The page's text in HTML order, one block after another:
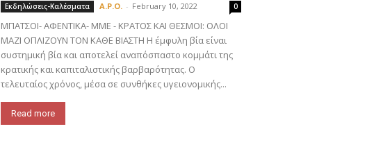
Εκδηλώσεις-Καλέσματα A.P.O. - February 10, 2022 0
ΜΠΑΤΣΟΙ- ΑΦΕΝΤΙΚΑ- ΜΜΕ - ΚΡΑΤΟΣ ΚΑΙ ΘΕΣΜΟΙ: ΟΛΟΙ
ΜΑΖΙ ΟΠΛΙΖΟΥΝ ΤΟΝ ΚΑΘΕ ΒΙΑΣΤΗ Η έμφυλη βία είναι
συστημική βία και αποτελεί αναπόσπαστο κομμάτι της
κρατικής και καπιταλιστικής βαρβαρότητας. Ο
τελευταίος χρόνος, μέσα σε συνθήκες υγειονομικής...
Read more